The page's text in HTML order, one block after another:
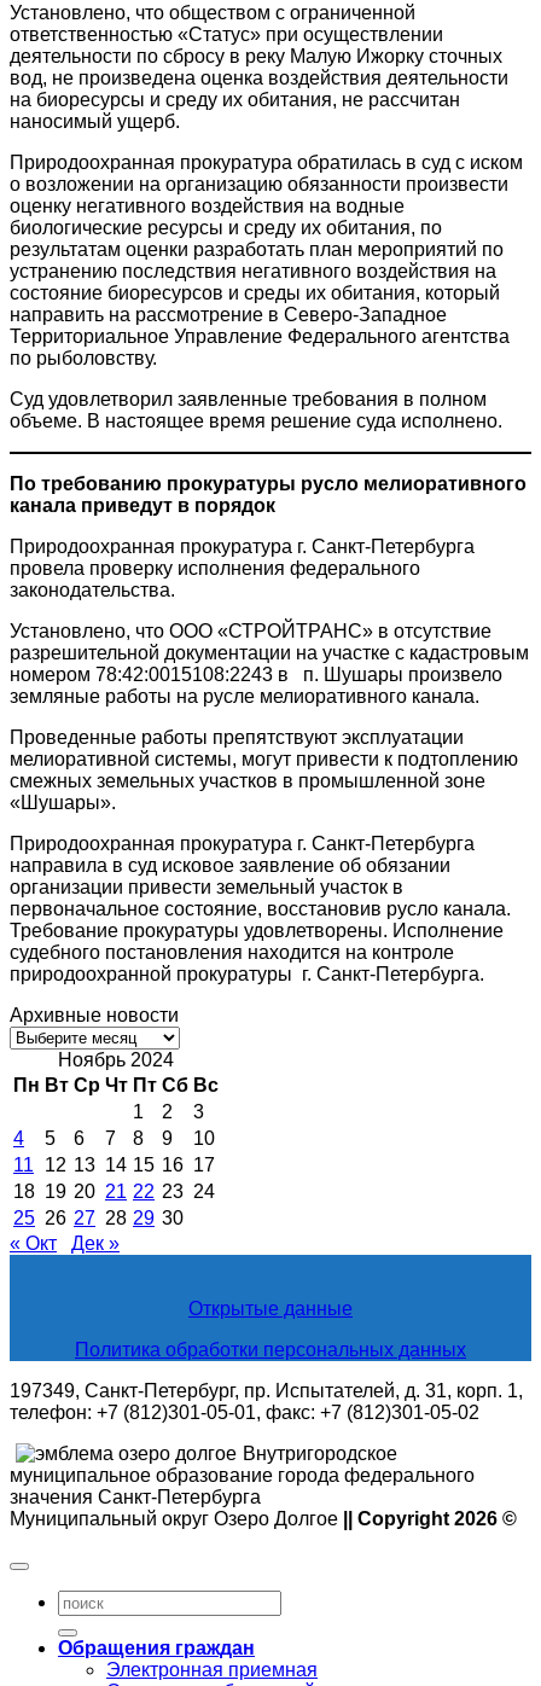
Установлено, что обществом с ограниченной
ответственностью «Статус» при осуществлении
деятельности по сбросу в реку Малую Ижорку сточных
вод, не произведена оценка воздействия деятельности
на биоресурсы и среду их обитания, не рассчитан
наносимый ущерб.
Природоохранная прокуратура обратилась в суд с иском
о возложении на организацию обязанности произвести
оценку негативного воздействия на водные
биологические ресурсы и среду их обитания, по
результатам оценки разработать план мероприятий по
устранению последствия негативного воздействия на
состояние биоресурсов и среды их обитания, который
направить на рассмотрение в Северо-Западное
Территориальное Управление Федерального агентства
по рыболовству.
Суд удовлетворил заявленные требования в полном
объеме. В настоящее время решение суда исполнено.
По требованию прокуратуры русло мелиоративного
канала приведут в порядок
Природоохранная прокуратура г. Санкт-Петербурга
провела проверку исполнения федерального
законодательства.
Установлено, что ООО «СТРОЙТРАНС» в отсутствие
разрешительной документации на участке с кадастровым
номером 78:42:0015108:2243 в п. Шушары произвело
земляные работы на русле мелиоративного канала.
Проведенные работы препятствуют эксплуатации
мелиоративной системы, могут привести к подтоплению
смежных земельных участков в промышленной зоне
«Шушары».
Природоохранная прокуратура г. Санкт-Петербурга
направила в суд исковое заявление об обязании
организации привести земельный участок в
первоначальное состояние, восстановив русло канала.
Требование прокуратуры удовлетворены. Исполнение
судебного постановления находится на контроле
природоохранной прокуратуры г. Санкт-Петербурга.
Архивные новости
Архивные
новостиНоябрь 2024
Пн Вт Ср Чт Пт Сб Вс
1
2
3
4
5 6 7 8 9
10
11
12 13 14 15 16 17
18 19 20 21 22 23 24
25 26 27 28 29 30
« Окт
Дек »
Открытые данные
Политика обработки персональных данных
197349, Санкт-Петербург, пр. Испытателей, д. 31, корп. 1,
телефон: +7 (812)301-05-01, факс: +7 (812)301-05-02
Внутригородское
муниципальное образование города федерального
значения Санкт-Петербурга
Муниципальный округ Озеро Долгое
|| Copyright 2026 ©
Обращения граждан
Электронная приемная